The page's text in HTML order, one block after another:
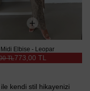
Midi Elbise - Leopar
773,00 TL
TL
kendi stil hikayenizi